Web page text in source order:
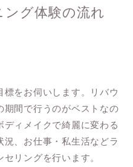
グ体験の流れ
標をお伺いします。リバウ
期間で行うのがベストなの
ィメイクで綺麗に変わる
、お仕事・私生活などラ
リングを行います。